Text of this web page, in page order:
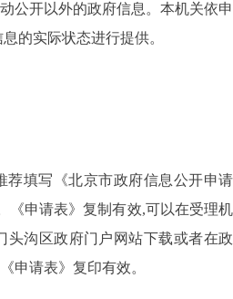
公开以外的政府信息。本机关依申
的实际状态进行提供。
荐填写《北京市政府信息公开申请
《申请表》复制有效,可以在受理机
头沟区政府门户网站下载或者在政
申请表》复印有效。